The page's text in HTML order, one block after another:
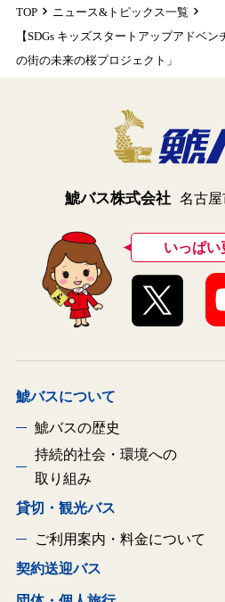
TOP
ニュース&トピックス一覧
【SDGs キッズスタートアップアドベ
の街の未来の桜プロジェクト」
鯱バス株式会社 名古
いっぱい
鯱バスについて
鯱バスの歴史
持続的社会・環境への
取り組み
貸切・観光バス
ご利用案内・料金について
契約送迎バス